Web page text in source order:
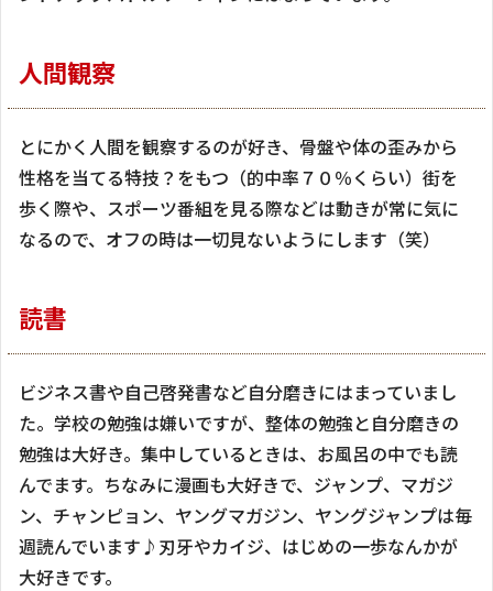
人間観察
とにかく人間を観察するのが好き、骨盤や体の歪みから
性格を当てる特技？をもつ（的中率７０％くらい）街を
歩く際や、スポーツ番組を見る際などは動きが常に気に
なるので、オフの時は一切見ないようにします（笑）
読書
ビジネス書や自己啓発書など自分磨きにはまっていまし
た。学校の勉強は嫌いですが、整体の勉強と自分磨きの
勉強は大好き。集中しているときは、お風呂の中でも読
んでます。ちなみに漫画も大好きで、ジャンプ、マガジ
ン、チャンピョン、ヤングマガジン、ヤングジャンプは毎
週読んでいます♪刃牙やカイジ、はじめの一歩なんかが
大好きです。